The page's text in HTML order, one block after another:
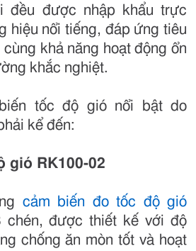
đều được nhập khẩu trực
hiệu nổi tiếng, đáp ứng tiêu
khả năng hoạt động ổn
khắc nghiệt.
tốc độ gió nổi bật do
kể đến:
gió RK100-02
cảm biến đo tốc độ gió
chén, được thiết kế với độ
chống ăn mòn tốt và hoạt